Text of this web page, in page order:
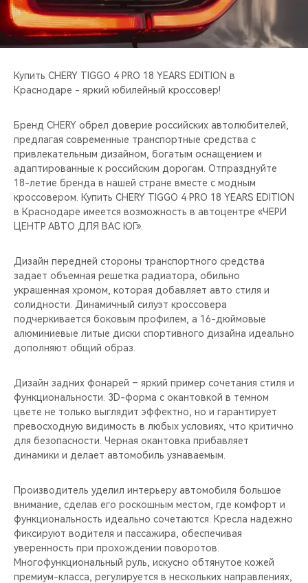
CHERY И СПОРТ
НАШИ МЕРОПРИЯТИЯ
CHERY ДЛЯ ДЕТЕЙ
Купить CHERY TIGGO 4 PRO 18 YEARS EDITION в
Краснодаре - яркий юбилейный кроссовер!
Бренд CHERY обрел доверие российских автолюбителей,
предлагая современные транспортные средства с
привлекательным дизайном, богатым оснащением и
адаптированные к российским дорогам. Отпразднуйте
18-летие бренда в нашей стране вместе с модным
кроссовером. Купить CHERY TIGGO 4 PRO 18 YEARS EDITION
в Краснодаре имеется возможность в автоцентре «ЧЕРИ
ЦЕНТР АВТО ДЛЯ ВАС ЮГ».
Дизайн передней стороны транспортного средства
задает объемная решетка радиатора, обильно
украшенная хромом, которая добавляет авто стиля и
солидности. Динамичный силуэт кроссовера
подчеркивается боковым профилем, а 16-дюймовые
алюминиевые литые диски спортивного дизайна идеально
дополняют общий образ.
Дизайн задних фонарей – яркий пример сочетания стиля и
функциональности. 3D-форма с окантовкой в темном
цвете не только выглядит эффектно, но и гарантирует
превосходную видимость в любых условиях, что критично
для безопасности. Черная окантовка прибавляет
динамики и делает автомобиль узнаваемым.
Производитель уделил интерьеру автомобиля большое
внимание, сделав его роскошным местом, где комфорт и
функциональность идеально сочетаются. Кресла надежно
фиксируют водителя и пассажира, обеспечивая
уверенность при прохождении поворотов.
Многофункциональный руль, искусно обтянутое кожей
премиум-класса, регулируется в нескольких направлениях,